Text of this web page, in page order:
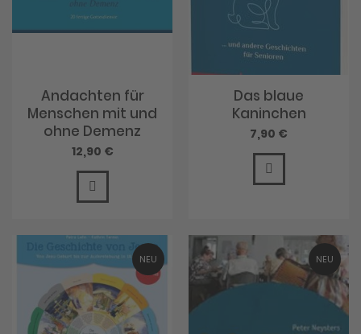
Andachten für
Menschen mit und
ohne Demenz
12,90 €
Das blaue
Kaninchen
7,90 €
NEU NEU